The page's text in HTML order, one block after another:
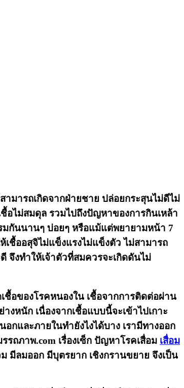
มารถเกิดจากฝ่ายชาย ปล่อยกระสุนไม่ดีไม่
อไม่สมดุล รวมไปถึงปัญหาของการกินเหล้า
มกันนานๆ บ่อยๆ หรือแม้แต่พยายามหน้า 7
ชื้ออสุจิไม่แข็งแรงไม่แข็งตัว ไม่สามารถ
จึงทำให้เจ้าตัวที่สมควรจะเกิดดันไม่
อของโรคหนองใน เชื้อจากการติดต่อผ่าน
งหนัก เนื่องจากเชื้อแบบนี้จะเข้าไปเกาะ
กและภายในทำยังไงได้บาง เรามีทางออก
ถภาพ.com เรื่องเซ็ก ปัญหาโรคเสื่อม เสื่อม
มีลมออก มีบุตรยาก เชิงกรานขยาย จึงเป็น